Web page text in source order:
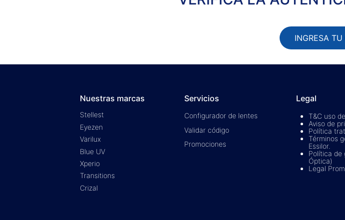
INGRESA
Nuestras marcas
Stellest
Eyezen
Varilux
Blue UV
Xperio
Transitions
Crizal
Servicios
Configurador de lentes
Validar código
Promociones
Legal
T&C uso
Aviso de
Política
Términos
Essilor.
Política de
Óptica)
Legal